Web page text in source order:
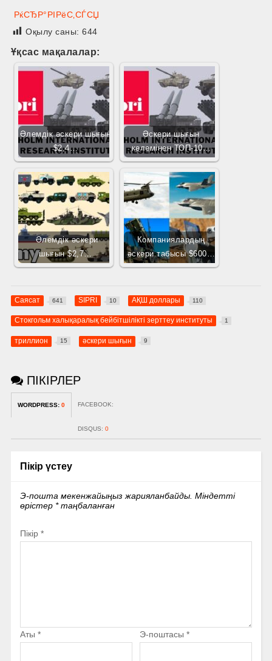
РќСЂР°РІРёС‚СЃСЏ
Оқылу саны:644
Ұқсас мақалалар:
Әлемдік әскери шығын
$2,4…
Әскери шығын
көлемінен ТОП-10…
Әлемдік әскери
шығын $2,7…
Компаниялардың
әскери табысы $600…
Саясат 641 SIPRI 10 АҚШ доллары 110
Стокгольм халықаралық бейбітшілікті зерттеу институты 1
триллион 15 әскери шығын 9
ПІКІРЛЕР
WORDPRESS: 0 FACEBOOK:
DISQUS: 0
Пікір үстеу
Э-пошта мекенжайыңыз жарияланбайды. Міндетті
өрістер *таңбаланған
Пікір *
Аты * Э-поштасы *